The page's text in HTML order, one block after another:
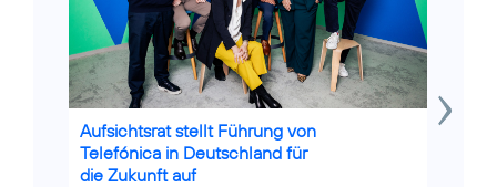
Aufsichtsrat stellt Führung von
Telefónica in Deutschland für
die Zukunft auf